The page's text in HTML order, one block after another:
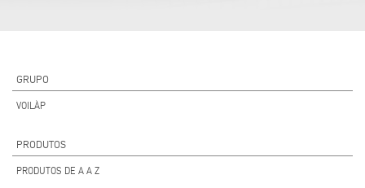
GRUPO
VOILÀP
PRODUTOS
PRODUTOS DE A A Z